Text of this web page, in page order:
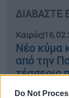
Do Not
ΔΙΑΒΑΣΤΕ
Καιρός|
Νέο κύμα
από την
τέσσερις